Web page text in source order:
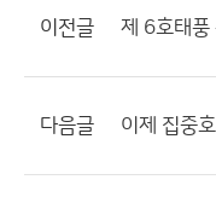
이전글
다음글